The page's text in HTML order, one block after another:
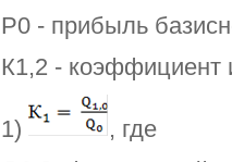
Р0 - прибыль
К1,2 - коэффициент
1)
, где